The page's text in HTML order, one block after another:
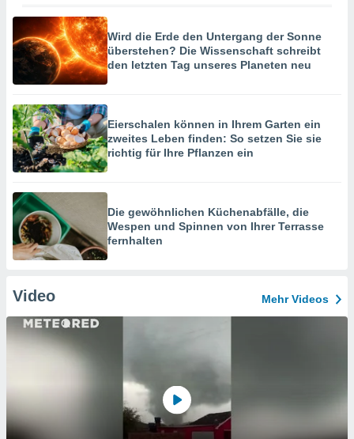
Wird die Erde den Untergang der Sonne
überstehen? Die Wissenschaft schreibt
den letzten Tag unseres Planeten neu
Eierschalen können in Ihrem Garten ein
zweites Leben finden: So setzen Sie sie
richtig für Ihre Pflanzen ein
Die gewöhnlichen Küchenabfälle, die
Wespen und Spinnen von Ihrer Terrasse
fernhalten
Video Mehr Videos